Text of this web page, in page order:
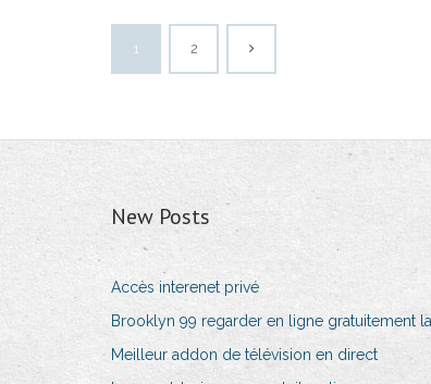
1 2
New Posts
Accès interenet privé
Brooklyn 99 regarder en ligne gratuitement la
Meilleur addon de télévision en direct